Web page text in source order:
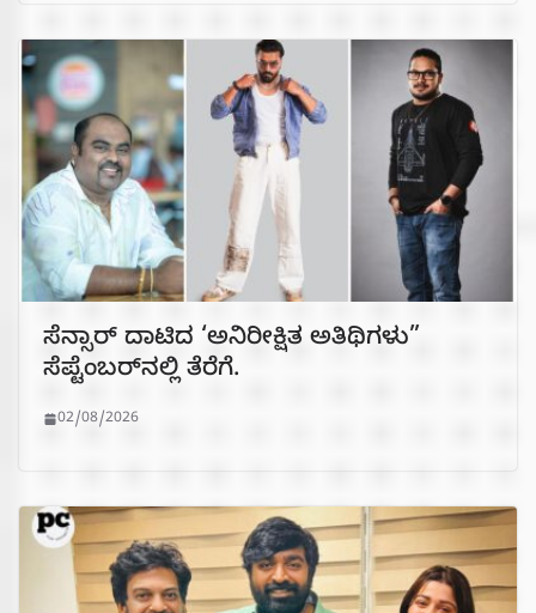
ಸೆನ್ಸಾರ್ ದಾಟಿದ ‘ಅನಿರೀಕ್ಷಿತ ಅತಿಥಿಗಳು”
ಸೆಪ್ಟೆಂಬರ್‌ನಲ್ಲಿ ತೆರೆಗೆ.
02/08/2026